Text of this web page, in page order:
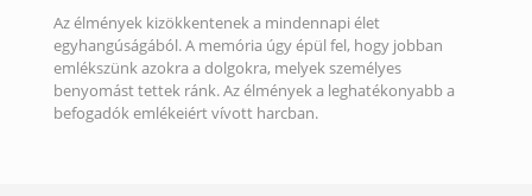
Az élmények kizökkentenek a mindennapi élet
egyhangúságából. A memória úgy épül fel, hogy jobban
emlékszünk azokra a dolgokra, melyek személyes
benyomást tettek ránk. Az élmények a leghatékonyabb a
befogadók emlékeiért vívott harcban.